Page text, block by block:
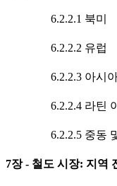
6.2.2.1 북미
6.2.2.2 유럽
6.2.2.3 아시아
6.2.2.4 라틴 아
6.2.2.5 중동 및
7장 - 철도 시장: 지역